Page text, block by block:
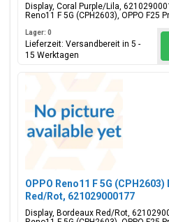
Display, Coral Purple/Lila,
Reno11 F 5G (CPH2603), OPPO F25
Lager: 0
Lieferzeit: Versandbereit in 5 -
15 Werktagen
OPPO Reno11 F 5G
Red/Rot, 621029000177
Display, Bordeaux Red/Rot,